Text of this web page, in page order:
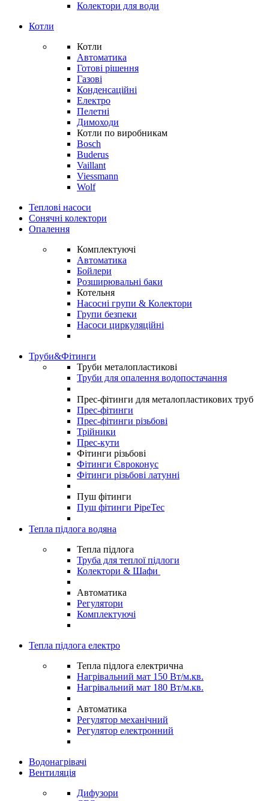
Колектори для води
Котли
Котли
Автоматика
Готові рішення
Газові
Конденсаційні
Електро
Пелетні
Димоходи
Котли по виробникам
Bosch
Buderus
Vaillant
Viessmann
Wolf
Теплові насоси
Сонячні колектори
Опалення
Комплектуючі
Автоматика
Бойлери
Розширювальні баки
Котельня
Насосні групи & Колектори
Групи безпеки
Насоси циркуляційні
Труби&Фітинги
Труби металопластикові
Труби для опалення водопостачання
Прес-фітинги для металопластикових труб
Прес-фітинги
Прес-фітинги різьбові
Трійники
Прес-кути
Фітинги різьбові
Фітинги Євроконус
Фітинги різьбові латунні
Пуш фітинги
Пуш фітинги PipeTec
Тепла підлога водяна
Тепла підлога
Труба для теплої підлоги
Колектори & Шафи
Автоматика
Регулятори
Комплектуючі
Тепла підлога електро
Тепла підлога електрична
Нагрівальний мат 150 Вт/м.кв.
Нагрівальний мат 180 Вт/м.кв.
Автоматика
Регулятор механічний
Регулятор електронний
Водонагрівачі
Вентиляція
Дифузори